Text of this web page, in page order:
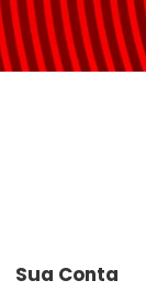
Sua Conta